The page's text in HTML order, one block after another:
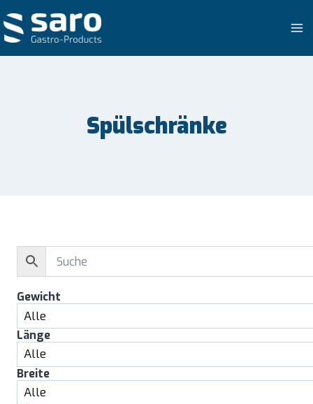
Inhalt
springen
Spülschränke
Gewicht
Länge
Breite